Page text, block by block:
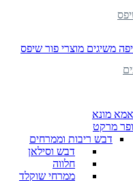
משיגים מוצרי פור שיפס
מונא
מרקט
דבש ריבות וממרחים
דבש וסילאן
חלווה
ממרחי שוקלד